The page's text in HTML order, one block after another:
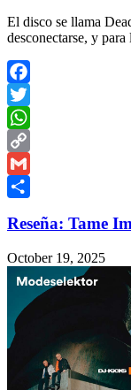
El disco se llama
desconectarse, y
Facebook
Twitter
WhatsApp
Copy
Link
Gmail
Reseña: Tame
October 19, 2025